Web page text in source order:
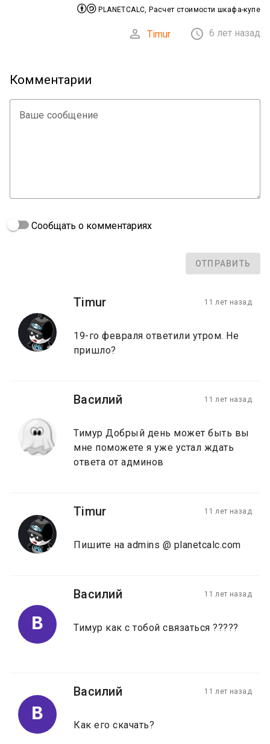
 PLANETCALC, Расчет стоимости шкафа-купе
 Timur  6 лет назад
Комментарии
Ваше сообщение
Сообщать о комментариях
ОТПРАВИТЬ
Timur 11 лет назад
19-го февраля ответили утром. Не
пришло?
Василий 11 лет назад
Тимур Добрый день может быть вы
мне поможете я уже устал ждать
ответа от админов
Timur 11 лет назад
Пишите на admins @ planetcalc.com
В
Василий 11 лет назад
Тимур как с тобой связаться ?????
В
Василий 11 лет назад
Как его скачать?